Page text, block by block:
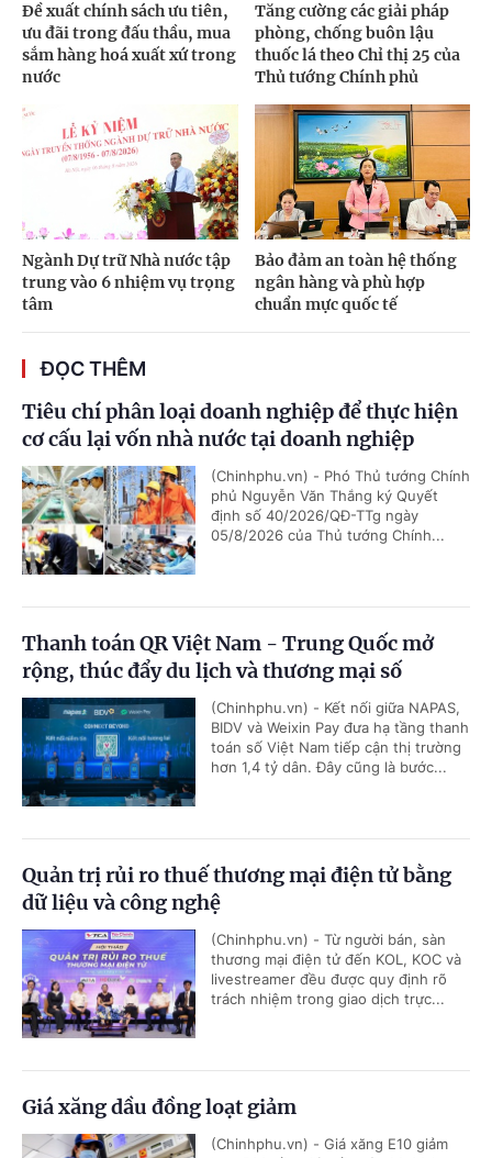
Đề xuất chính sách ưu tiên,
ưu đãi trong đấu thầu, mua
sắm hàng hoá xuất xứ trong
nước
Tăng cường các giải pháp
phòng, chống buôn lậu
thuốc lá theo Chỉ thị 25 của
Thủ tướng Chính phủ
Ngành Dự trữ Nhà nước tập
trung vào 6 nhiệm vụ trọng
tâm
Bảo đảm an toàn hệ thống
ngân hàng và phù hợp
chuẩn mực quốc tế
ĐỌC THÊM
Tiêu chí phân loại doanh nghiệp để thực hiện
cơ cấu lại vốn nhà nước tại doanh nghiệp
(Chinhphu.vn) - Phó Thủ tướng Chính
phủ Nguyễn Văn Thắng ký Quyết
định số 40/2026/QĐ-TTg ngày
05/8/2026 của Thủ tướng Chính...
Thanh toán QR Việt Nam - Trung Quốc mở
rộng, thúc đẩy du lịch và thương mại số
(Chinhphu.vn) - Kết nối giữa NAPAS,
BIDV và Weixin Pay đưa hạ tầng thanh
toán số Việt Nam tiếp cận thị trường
hơn 1,4 tỷ dân. Đây cũng là bước...
Quản trị rủi ro thuế thương mại điện tử bằng
dữ liệu và công nghệ
(Chinhphu.vn) - Từ người bán, sàn
thương mại điện tử đến KOL, KOC và
livestreamer đều được quy định rõ
trách nhiệm trong giao dịch trực...
Giá xăng dầu đồng loạt giảm
(Chinhphu.vn) - Giá xăng E10 giảm